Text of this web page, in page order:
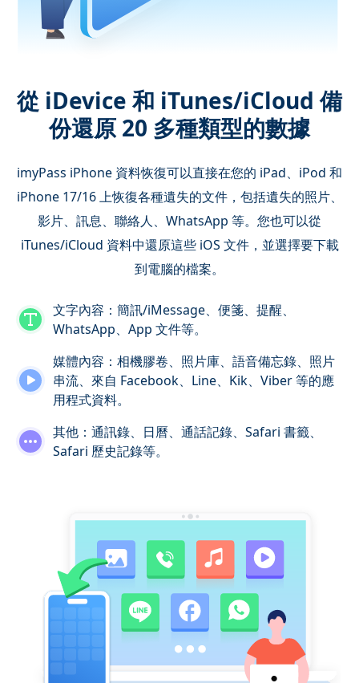
從 iDevice 和 iTunes/iCloud 備
份還原 20 多種類型的數據
imyPass iPhone 資料恢復可以直接在您的 iPad、iPod 和
iPhone 17/16 上恢復各種遺失的文件，包括遺失的照片、
影片、訊息、聯絡人、WhatsApp 等。您也可以從
iTunes/iCloud 資料中還原這些 iOS 文件，並選擇要下載
到電腦的檔案。
文字內容：簡訊/iMessage、便箋、提醒、
WhatsApp、App 文件等。
媒體內容：相機膠卷、照片庫、語音備忘錄、照片
串流、來自 Facebook、Line、Kik、Viber 等的應
用程式資料。
其他：通訊錄、日曆、通話記錄、Safari 書籤、
Safari 歷史記錄等。